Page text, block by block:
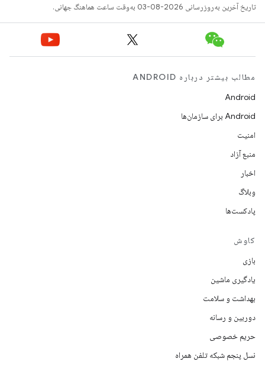
تاریخ آخرین به‌روزرسانی 2026-08-03 به‌وقت ساعت هماهنگ جهانی.
مطالب بیشتر درباره ANDROID
Android
Android برای سازمان‌ها
امنیت
منبع آزاد
اخبار
وبلاگ
پادکست‌ها
کاوش
بازی
یادگیری ماشین
بهداشت و سلامت
دوربین و رسانه
حریم خصوصی
نسل پنجم شبکه تلفن همراه